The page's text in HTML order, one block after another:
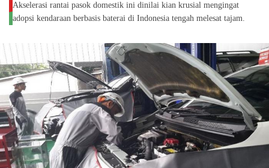
Akselerasi rantai pasok domestik ini dinilai kian krusial mengingat
adopsi kendaraan berbasis baterai di Indonesia tengah melesat tajam.